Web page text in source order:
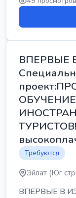
ВПЕРВЫЕ
Требуются
Эйлат (Юг
ВПЕРВЫЕ В